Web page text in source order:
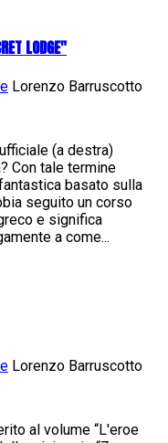
LODGE"
Lorenzo Barruscotto
(a destra)
Con tale termine
basato sulla
seguito un corso
e significa
a come...
Lorenzo Barruscotto
al volume “L'eroe